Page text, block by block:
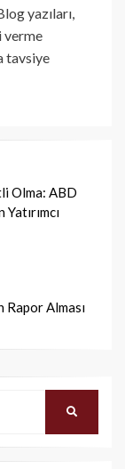
yazıları,
verme
tavsiye
Olma: ABD
Rapor Alması